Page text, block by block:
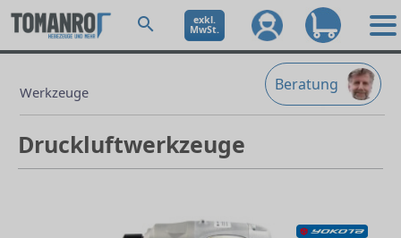
exkl.
MwSt.
Beratung
Werkzeuge
Druckluftwerkzeuge